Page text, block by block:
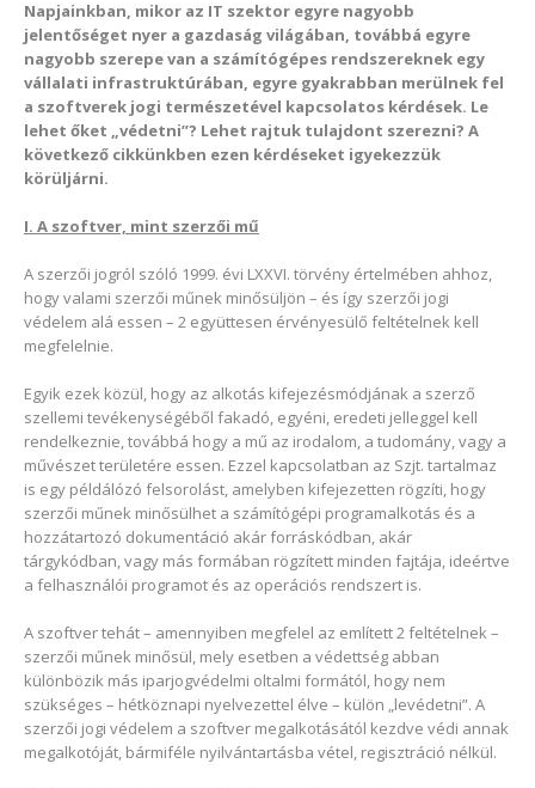
Napjainkban, mikor az IT szektor egyre nagyobb
jelentőséget nyer a gazdaság világában, továbbá egyre
nagyobb szerepe van a számítógépes rendszereknek egy
vállalati infrastruktúrában, egyre gyakrabban merülnek fel
a szoftverek jogi természetével kapcsolatos kérdések. Le
lehet őket „védetni”? Lehet rajtuk tulajdont szerezni? A
következő cikkünkben ezen kérdéseket igyekezzük
körüljárni.
I. A szoftver, mint szerzői mű
A szerzői jogról szóló 1999. évi LXXVI. törvény értelmében ahhoz,
hogy valami szerzői műnek minősüljön – és így szerzői jogi
védelem alá essen – 2 együttesen érvényesülő feltételnek kell
megfelelnie.
Egyik ezek közül, hogy az alkotás kifejezésmódjának a szerző
szellemi tevékenységéből fakadó, egyéni, eredeti jelleggel kell
rendelkeznie, továbbá hogy a mű az irodalom, a tudomány, vagy a
művészet területére essen. Ezzel kapcsolatban az Szjt. tartalmaz
is egy példálózó felsorolást, amelyben kifejezetten rögzíti, hogy
szerzői műnek minősülhet a számítógépi programalkotás és a
hozzátartozó dokumentáció akár forráskódban, akár
tárgykódban, vagy más formában rögzített minden fajtája, ideértve
a felhasználói programot és az operációs rendszert is.
A szoftver tehát – amennyiben megfelel az említett 2 feltételnek –
szerzői műnek minősül, mely esetben a védettség abban
különbözik más iparjogvédelmi oltalmi formától, hogy nem
szükséges – hétköznapi nyelvezettel élve – külön „levédetni”. A
szerzői jogi védelem a szoftver megalkotásától kezdve védi annak
megalkotóját, bármiféle nyilvántartásba vétel, regisztráció nélkül.